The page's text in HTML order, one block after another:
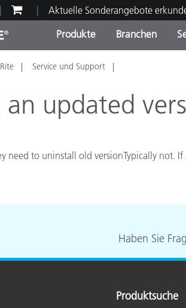
Aktuelle Sonderangebote
Produkte
Produktkategorien
Branchen
Anstrichmittel und Lacke
Service und Wartung
Ausbildung
Brand Experience Center
Service und Support
updated
need to uninstall old versionTypically not.
Haben Sie
Produktsuche